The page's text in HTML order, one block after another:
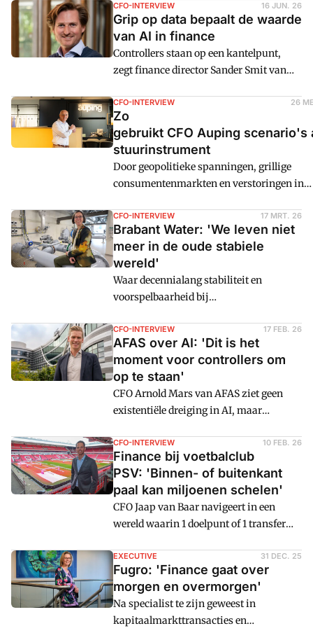
medewerkers.
CFO Joost Ale van Scope4mation ziet het
anders. "Als je wilt groeien, moet je
rollen scherper beleggen. Dan ontstaat er
focus op strategie én sturing."
CFO-INTERVIEW 16 JUN. 26
Grip op data bepaalt de waarde
van AI in finance
Controllers staan op een kantelpunt,
zegt finance director Sander Smit van
alleen omdat technologie werk
automatiseert, maar vooral omdat de
logica verschuift. Van controleren naar
ontwerpen. En van rapporteren naar
sturen."
CFO-INTERVIEW 26
Zo
gebruikt CFO Auping scenario's
stuurinstrument
Door geopolitieke spanningen, grillige
consumentenmarkten en verstoringen in
controllers niet langer toereikend. Daarom
de toegevoegde waarde van finance nu
nadrukkelijker aan de voorkant, herkent
Lewalt Eland, CFO van Koninklijke
'Stel de juiste vragen en werk met
die direct doorwerken in concrete
CFO-INTERVIEW 17 MRT. 26
Brabant Water: 'We leven niet
meer in de oude stabiele
wereld'
Waar decennialang stabiliteit en
voorspelbaarheid bij
stapelen de uitdagingen zich nu op. Voor
Brabant Water betekent dat een stevige
investeringspiek, een portfolio met
complexe keuzes en een
financeorganisatie die strategisch moet
meedenken. Rianne Siebel,
wereld is echt veranderd."
CFO-INTERVIEW 17 FEB. 26
AFAS over AI: 'Dit is het
moment voor controllers om
op te staan'
CFO Arnold Mars van AFAS ziet geen
existentiële dreiging in AI, maar
bedreiging, maar een voorwaarde voor
vooruitgang. Bedrijven die dat niet zien,
lopen het risico irrelevant te worden.'
CFO-INTERVIEW 10 FEB. 26
Finance bij voetbalclub
PSV: 'Binnen- of buitenkant
paal kan miljoenen schelen'
CFO Jaap van Baar navigeert in een
wereld waarin 1 doelpunt of 1 transfer
op een begroting die kan schommelen
tussen € 100 en 250 miljoen?
EXECUTIVE 31 DEC. 25
Fugro: 'Finance gaat over
morgen en overmorgen'
Na specialist te zijn geweest in
kapitaalmarkttransacties en